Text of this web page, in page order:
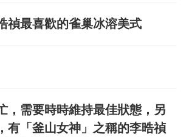
禎最喜歡的雀巢冰溶美式
，需要時時維持最佳狀態，另
有「釜山女神」之稱的李晧禎